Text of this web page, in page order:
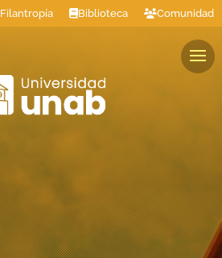
Filantropía Biblioteca Comunidad
Colaboradores Graduados